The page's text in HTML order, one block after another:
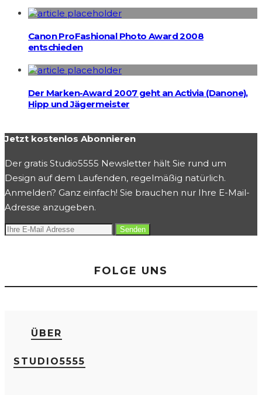
Canon ProFashional Photo Award 2008
entschieden
Der Marken-Award 2007 geht an Activia (Danone),
Hipp und Jägermeister
Jetzt kostenlos Abonnieren
Der gratis Studio5555 Newsletter hält Sie rund um
Design auf dem Laufenden, regelmäßig natürlich.
Anmelden? Ganz einfach! Sie brauchen nur Ihre E-Mail-
Adresse anzugeben.
FOLGE UNS
ÜBER
STUDIO5555